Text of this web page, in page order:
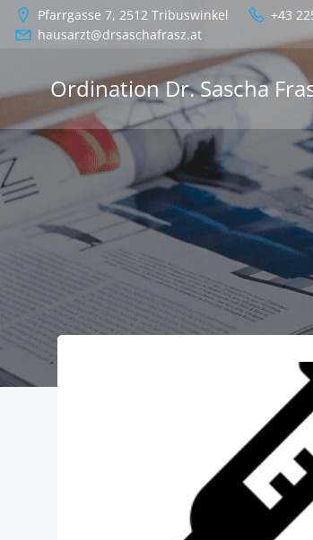
Zum
Inhalt
Pfarrgasse 7, 2512 Tribuswinkel
+43
hausarzt@drsaschafrasz.at
Ordination Dr. Sascha